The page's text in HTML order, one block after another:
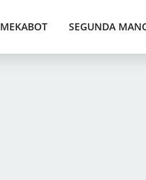
MEKABOT SEGUNDA